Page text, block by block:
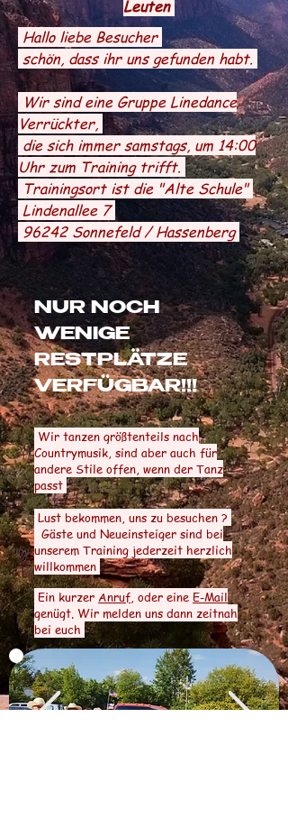
Leuten
Hallo liebe Besucher
schön, dass ihr uns gefunden habt.
Wir sind eine Gruppe Linedance
Verrückter,
die sich immer samstags, um 14:00
Uhr zum Training trifft.
Trainingsort ist die "Alte Schule"
Lindenallee 7
96242 Sonnefeld / Hassenberg
NUR NOCH
WENIGE
RESTPLÄTZE
VERFÜGBAR!!!
Wir tanzen größtenteils nach
Countrymusik, sind aber auch für
andere Stile offen, wenn der Tanz
passt
Lust bekommen, uns zu besuchen ?
Gäste und Neueinsteiger sind bei
unserem Training jederzeit herzlich
willkommen
Ein kurzer Anruf, oder eine E-Mail
genügt. Wir melden uns dann zeitnah
bei euch